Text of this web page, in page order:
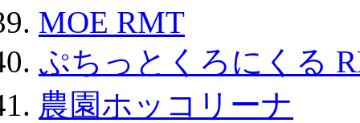
MOE RMT
ぷちっとくろにくる
農園ホッコリーナ